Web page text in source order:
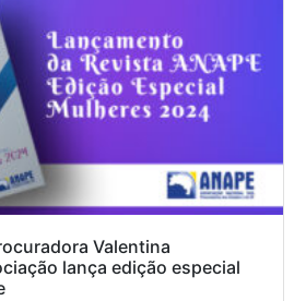
Valentina
lança edição especial